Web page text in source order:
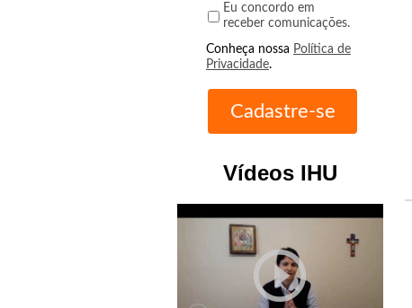
Eu concordo em
receber comunicações.
Conheça nossa Política de
Privacidade.
Vídeos IHU
play_circle_outline